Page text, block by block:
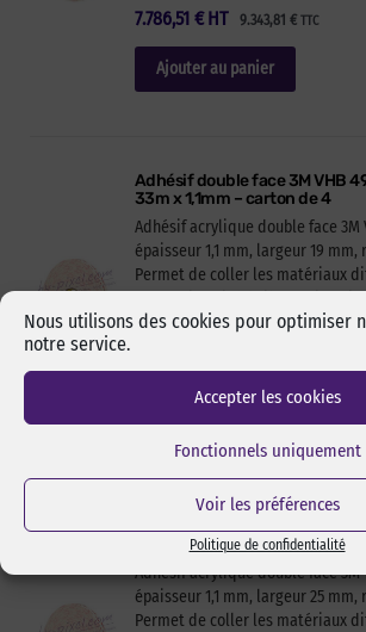
Nous utilisons des cookies pour optimiser
notre service.
Accepter les cookies
Fonctionnels uniquement
Voir les préférences
Politique de confidentialité
7.786,51 € 9.343,81 €TTC
HT
Ajouter au panier
Adhésif double face 3M VHB
33m x 1,1mm – carton de 4
Adhésif acrylique double face 3M
épaisseur 1,1 mm, largeur 19 mm,
Permet de coller les matériaux
Réf Pixcl : VHB4952P019033C4
Adhésif double face 3M VHB
33m x 1,1mm – carton de 3
Adhésif acrylique double face 3M
épaisseur 1,1 mm, largeur 25 mm,
Permet de coller les matériaux